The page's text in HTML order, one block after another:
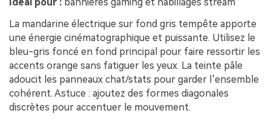
La mandarine électrique sur fond gris tempête apporte
une énergie cinématographique et puissante. Utilisez le
bleu-gris foncé en fond principal pour faire ressortir les
accents orange sans fatiguer les yeux. La teinte pâle
adoucit les panneaux chat/stats pour garder l’ensemble
cohérent. Astuce : ajoutez des formes diagonales
discrètes pour accentuer le mouvement.